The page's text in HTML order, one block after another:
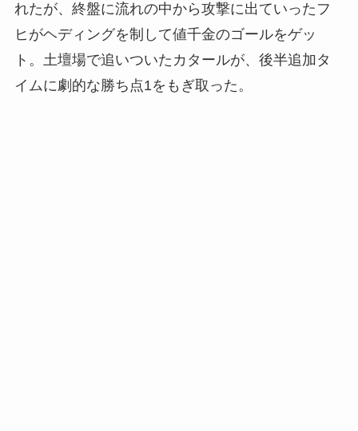
れたが、終盤に流れの中から攻撃に出ていったフ
ヒがヘディングを制して値千金のゴールをゲッ
ト。土壇場で追いついたカタールが、後半追加タ
イムに劇的な勝ち点1をもぎ取った。